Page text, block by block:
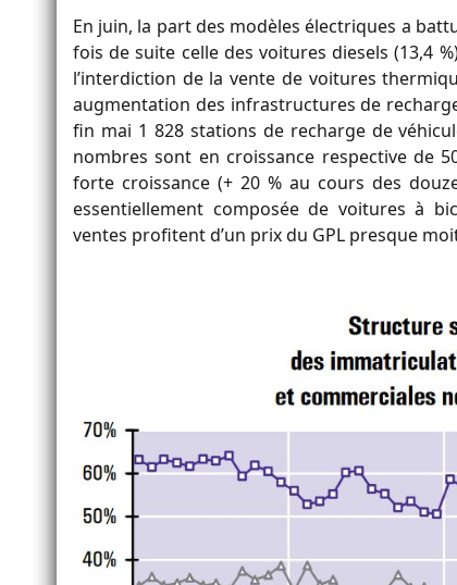
En juin, la part des modèles électriques a
fois de suite celle des voitures diesels (13,4
l’interdiction de la vente de voitures
augmentation des infrastructures de
fin mai 1 828 stations de recharge de
nombres sont en croissance respective de
forte croissance (+ 20 % au cours des
essentiellement composée de voitures à
ventes profitent d’un prix du GPL presque